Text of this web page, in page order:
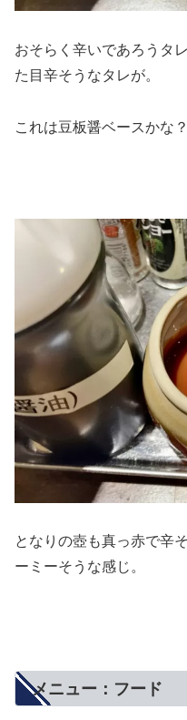
おそらく辛いであろうタ
た目辛そうなタレが。
これは豆板醤ベースかな？
となりの壺も真っ赤で辛
ーミーそうな感じ。
メニュー：フード